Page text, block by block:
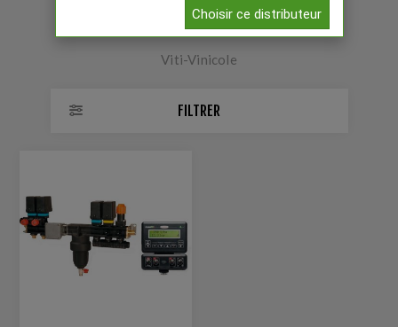
Viti-Vinicole
FILTRER
Choisir ce distributeur